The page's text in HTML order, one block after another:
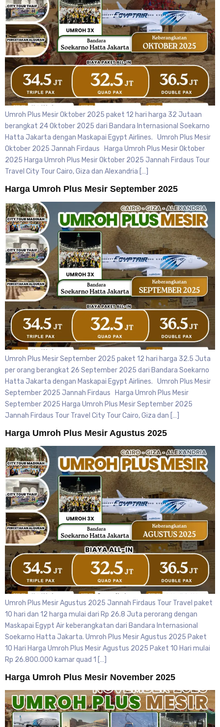
Umroh Plus Mesir Oktober 2025 paket 12 hari harga 32 Jutaan
berangkat 24 Oktober 2025 dari Bandara Internasional Soekarno
Hatta Jakarta dengan Maskapai Egypt Airlines. Umroh Plus Mesir
Oktober 2025 Jannah Firdaus Harga Umroh Plus Mesir Oktober
2025 Harga Umroh Plus Mesir Oktober 2025 Jannah Firdaus Tour
Travel City Tour Cairo, Giza dan Alexandria […]
Harga Umroh Plus Mesir September 2025
Umroh Plus Mesir September 2025 paket 12 hari harga 32.5 Juta
per orang berangkat 26 September 2025 dari Bandara Soekarno
Hatta Jakarta dengan Maskapai Egypt Airlines. Umroh Plus Mesir
September 2025 Jannah Firdaus Harga Umroh Plus Mesir
September 2025 Harga Umroh Plus Mesir September 2025
Jannah Firdaus Tour Travel City Tour Cairo, Giza dan […]
Harga Umroh Plus Mesir Agustus 2025
Umroh Plus Mesir Agustus 2025 Jannah Firdaus Tour Travel paket
10 hari dan 12 harga mulai dari Rp 26.8 Juta perorang dengan
Maskapai Egypt Air keberangkatan dari Bandara Internasional
Soekarno Hatta Jakarta. Umroh Plus Mesir Agustus 2025 Paket
10 Hari Harga Umroh Plus Mesir Agustus 2025 Paket 10 Hari mulai
Rp 26.800.000 kamar quad 1 […]
Harga Umroh Plus Mesir November 2025